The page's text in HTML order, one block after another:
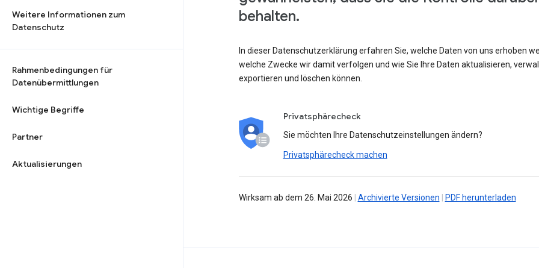
Weitere Informationen zum
Datenschutz
Rahmenbedingungen für
Datenübermittlungen
Wichtige Begriffe
Partner
Aktualisierungen
behalten.
In dieser Datenschutzerklärung erfahren Sie, welche Daten von uns erhoben
welche Zwecke wir damit verfolgen und wie Sie Ihre Daten aktualisieren,
exportieren und löschen können.
Privatsphärecheck
Sie möchten Ihre Datenschutzeinstellungen ändern?
Privatsphärecheck machen
Wirksam ab dem 26. Mai 2026 Archivierte Versionen PDF herunterladen